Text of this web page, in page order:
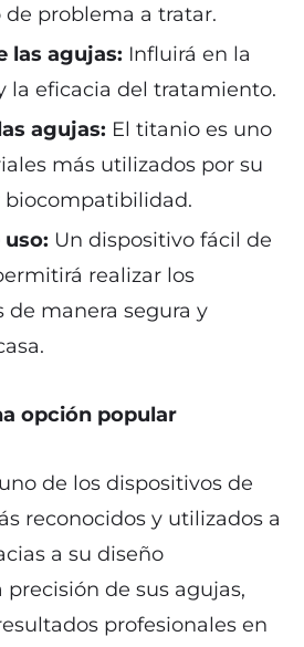
problema a tratar.
las agujas: Influirá en la
la eficacia del tratamiento.
agujas: El titanio es uno
más utilizados por su
biocompatibilidad.
uso: Un dispositivo fácil de
realizar los
manera segura y
opción popular
de los dispositivos de
reconocidos y utilizados a
a su diseño
de sus agujas,
profesionales en